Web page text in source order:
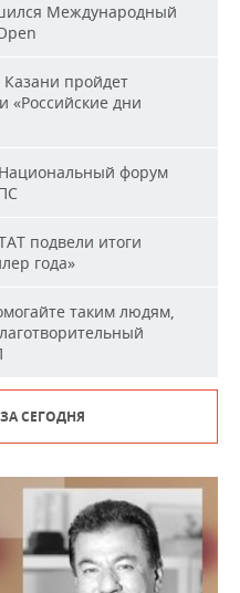
Международный
Казани пройдет
«Российские дни
форум
подвели итоги
года»
таким людям,
СЕГОДНЯ